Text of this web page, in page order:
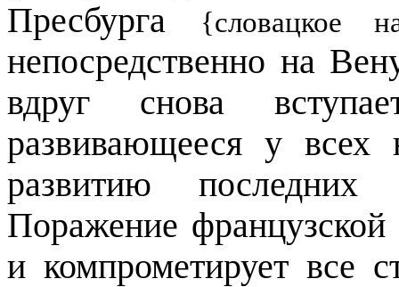
Пресбурга
{словацкое
непосредственно на
вдруг снова
развивающееся у всех
развитию последних
Поражение
и компрометирует все